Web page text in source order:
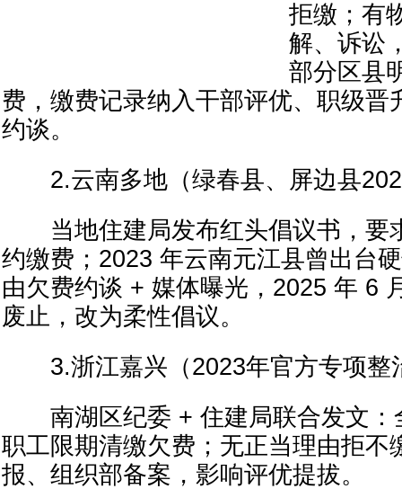
拒缴；有
解、诉讼
部分区县
费，缴费记录纳入干部评优、职级晋
约谈。
2.云南多地（绿春县、屏边县
当地住建局发布红头倡议书，要
约缴费；2023 年云南元江县曾出台
由欠费约谈 + 媒体曝光，2025 年 6
废止，改为柔性倡议。
3.浙江嘉兴（2023年官方专项整
南湖区纪委 + 住建局联合发文：
职工限期清缴欠费；无正当理由拒不
报、组织部备案，影响评优提拔。